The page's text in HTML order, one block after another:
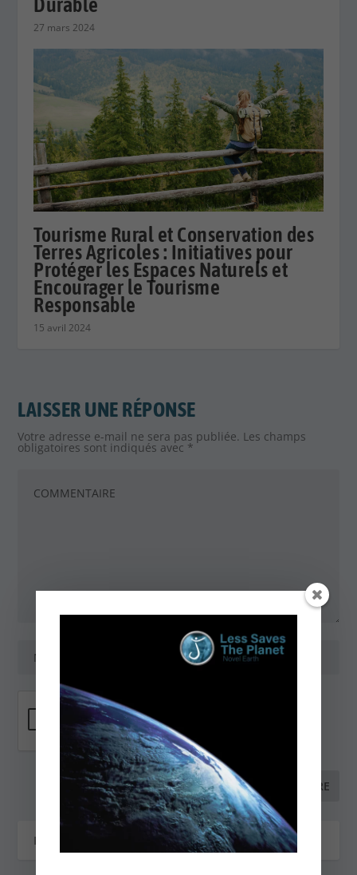
Durable
27 mars 2024
Tourisme Rural et Conservation des
Terres Agricoles : Initiatives pour
Protéger les Espaces Naturels et
Encourager le Tourisme
Responsable
15 avril 2024
LAISSER UNE RÉPONSE
Votre adresse e-mail ne sera pas publiée. Les champs
obligatoires sont indiqués avec *